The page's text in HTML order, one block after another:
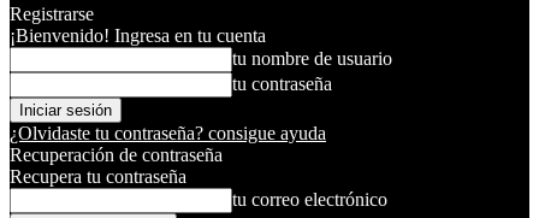
Registrarse
¡Bienvenido! Ingresa en tu cuenta
tu nombre de usuario
tu contraseña
¿Olvidaste tu contraseña? consigue ayuda
Recuperación de contraseña
Recupera tu contraseña
tu correo electrónico